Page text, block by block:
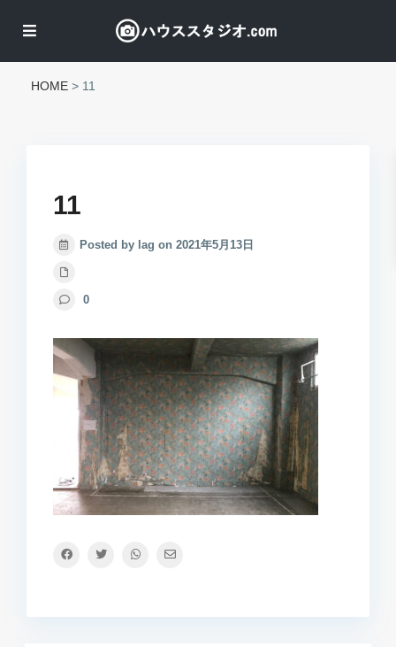
HOME > 11
11
Posted by lag on 2021年5月13日
0